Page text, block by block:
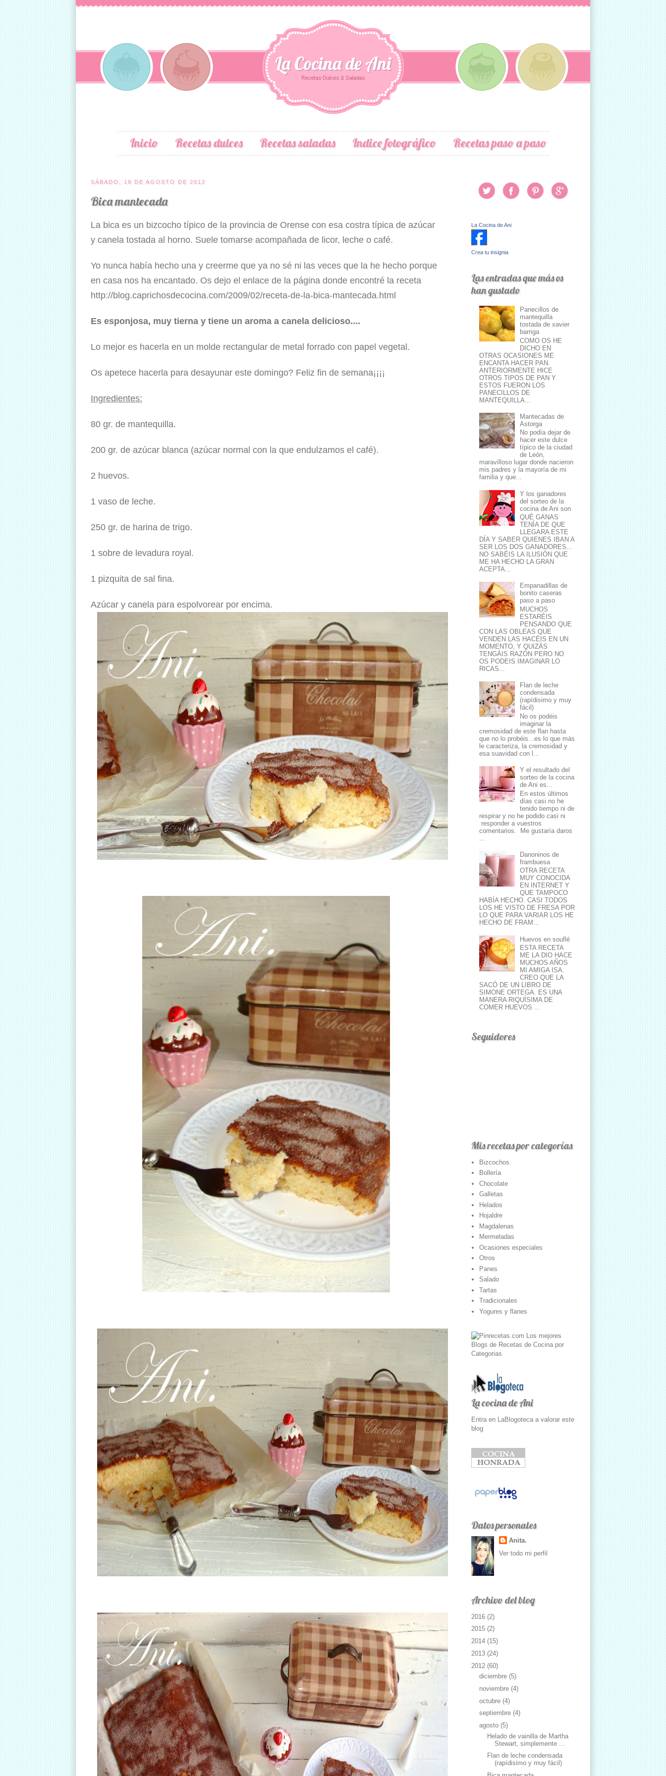
La Cocina de Ani
Inicio Recetas dulces Recetas saladas Indice fotográfico Recetas paso a paso
SÁBADO, 18 DE AGOSTO DE 2012
Bica mantecada
La bica es un bizcocho típico de la provincia de Orense con esa costra típica de azúcar
y canela tostada al horno. Suele tomarse acompañada de licor, leche o café.
Yo nunca había hecho una y creerme que ya no sé ni las veces que la he hecho porque
en casa nos ha encantado. Os dejo el enlace de la página donde encontré la receta
http://blog.caprichosdecocina.com/2009/02/receta-de-la-bica-mantecada.html
Es esponjosa, muy tierna y tiene un aroma a canela delicioso....
Lo mejor es hacerla en un molde rectangular de metal forrado con papel vegetal.
Os apetece hacerla para desayunar este domingo? Feliz fin de semana¡¡¡¡
Ingredientes:
80 gr. de mantequilla.
200 gr. de azúcar blanca (azúcar normal con la que endulzamos el café).
2 huevos.
1 vaso de leche.
250 gr. de harina de trigo.
1 sobre de levadura royal.
1 pizquita de sal fina.
Azúcar y canela para espolvorear por encima.
La Cocina de Ani
Crea tu insignia
Las entradas que más os
han gustado
Panecillos de
mantequilla
tostada de xavier
barriga
COMO OS HE
DICHO EN
OTRAS OCASIONES ME
ENCANTA HACER PAN.
ANTERIORMENTE HICE
OTROS TIPOS DE PAN Y
ESTOS FUERON LOS
PANECILLOS DE
MANTEQUILLA...
Mantecadas de
Astorga
No podía dejar de
hacer este dulce
típico de la ciudad
de León,
maravilloso lugar donde nacieron
mis padres y la mayoría de mi
familia y que...
Y los ganadores
del sorteo de la
cocina de Ani son
QUÉ GANAS
TENÍA DE QUE
LLEGARA ESTE
DÍA Y SABER QUIENES IBAN A
SER LOS DOS GANADORES...
NO SABÉIS LA ILUSIÓN QUE
ME HA HECHO LA GRAN
ACEPTA...
Empanadillas de
bonito caseras
paso a paso
MUCHOS
ESTARÉIS
PENSANDO QUE
CON LAS OBLEAS QUE
VENDEN LAS HACÉIS EN UN
MOMENTO, Y QUIZÁS
TENGÁIS RAZÓN PERO NO
OS PODEIS IMAGINAR LO
RICAS...
Flan de leche
condensada
(rapídisimo y muy
fácil)
No os podéis
imaginar la
cremosidad de este flan hasta
que no lo probéis...es lo que más
le caracteriza, la cremosidad y
esa suavidad con l...
Y el resultado del
sorteo de la cocina
de Ani es...
En estos últimos
días casi no he
tenido tiempo ni de
respirar y no he podido casi ni
responder a vuestros
comentarios. Me gustaría daros
Danoninos de
frambuesa
OTRA RECETA
MUY CONOCIDA
EN INTERNET Y
QUE TAMPOCO
HABÍA HECHO. CASI TODOS
LOS HE VISTO DE FRESA POR
LO QUE PARA VARIAR LOS HE
HECHO DE FRAM...
Huevos en souflé
ESTA RECETA
ME LA DIO HACE
MUCHOS AÑOS
MI AMIGA ISA.
CREO QUE LA
SACÓ DE UN LIBRO DE
SIMONE ORTEGA. ES UNA
MANERA RIQUÍSIMA DE
COMER HUEVOS ...
Seguidores
Mis recetas por categorías
Bizcochos
Bollería
Chocolate
Galletas
Helados
Hojaldre
Magdalenas
Mermeladas
Ocasiones especiales
Otros
Panes
Salado
Tartas
Tradicionales
Yogures y flanes
La cocina de Ani
Entra en LaBlogoteca a valorar este
blog
Datos personales
Anita.
Ver todo mi perfil
Archivo del blog
2016 (2)
2015 (2)
2014 (15)
2013 (24)
2012 (60)
diciembre (5)
noviembre (4)
octubre (4)
septiembre (4)
agosto (5)
Helado de vainilla de Martha
Stewart, simplemente ...
Flan de leche condensada
(rapídisimo y muy fácil)